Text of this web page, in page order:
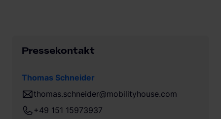
Pressekontakt
Thomas Schneider
thomas.schneider@mobilityhouse.com
+49 151 15973937